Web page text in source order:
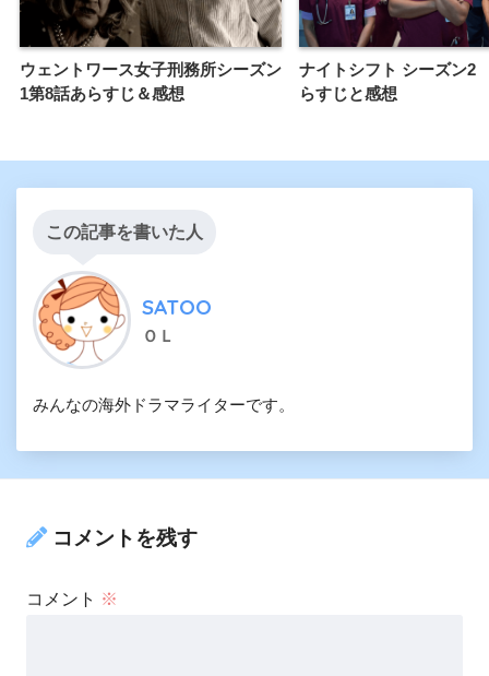
ウェントワース女子刑務所シーズン
1第8話あらすじ＆感想
ナイトシフト シーズン2
らすじと感想
この記事を書いた人
SATOO
ＯＬ
みんなの海外ドラマライターです。
コメントを残す
コメント ※